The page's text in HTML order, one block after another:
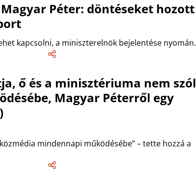
Péter: döntéseket hozott
kapcsolni, a miniszterelnök bejelentése nyomán.
ő és a minisztériuma nem szól
Magyar Péterről egy
mindennapi működésébe” – tette hozzá a